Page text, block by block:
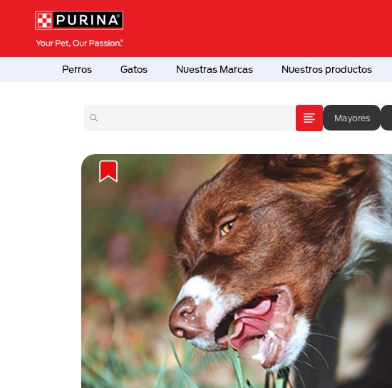
Pasar al contenido principal
Menú Secundario Purina
Menú Principal Purina
Perros Gatos Nuestras Marcas Nuestros productos
Mayores